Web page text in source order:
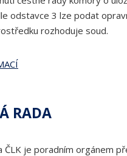
odstavce 3 lze podat
rozhoduje soud.
RADA
ČLK je poradním orgánem